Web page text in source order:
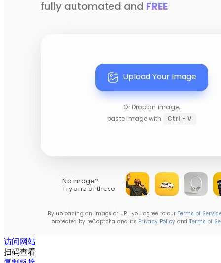
访问网站
扫码查看